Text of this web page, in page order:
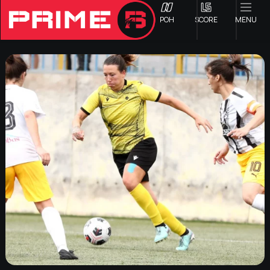
ΡΟΗ SCORE MENU
Γ ΕΘΝΙΚΗ
Α1 ΕΠΣΗ
Α2 ΕΠΣΗ
Β1 ΕΠΣΗ
Β2 ΕΠΣΗ